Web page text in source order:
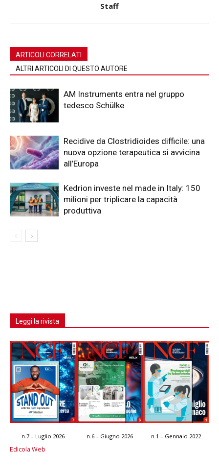
Staff
ARTICOLI CORRELATI
ALTRI ARTICOLI DI QUESTO AUTORE
AM Instruments entra nel gruppo
tedesco Schülke
Recidive da Clostridioides difficile: una
nuova opzione terapeutica si avvicina
all’Europa
Kedrion investe nel made in Italy: 150
milioni per triplicare la capacità
produttiva
Leggi la rivista
n.7 – Luglio 2026 n.6 – Giugno 2026 n.1 – Gennaio 2022
Edicola Web